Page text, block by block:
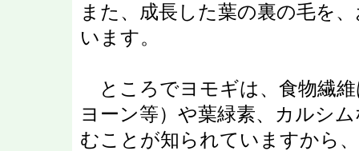
また、成長した葉の裏の毛を
います。
ところでヨモギは、食物繊
ヨーン等）や葉緑素、カルシ
むことが知られていますから